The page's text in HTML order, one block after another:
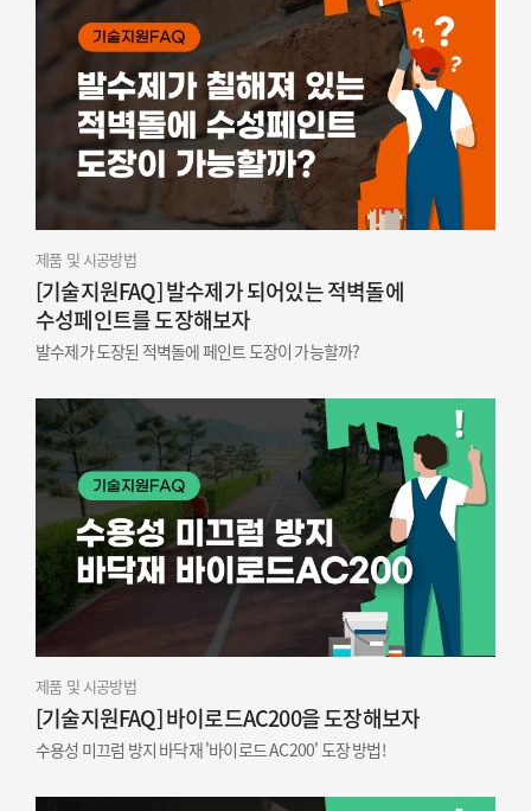
제품 및 시공방법
[기술지원FAQ] 발수제가 되어있는 적벽돌에
수성페인트를 도장해보자
발수제가 도장된 적벽돌에 페인트 도장이 가능할까?
제품 및 시공방법
[기술지원FAQ] 바이로드AC200을 도장해보자
수용성 미끄럼 방지 바닥재 '바이로드 AC200' 도장 방법!